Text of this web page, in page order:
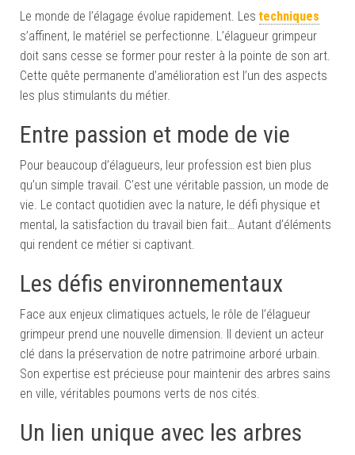
Le monde de l’élagage évolue rapidement. Les techniques
s’affinent, le matériel se perfectionne. L’élagueur grimpeur
doit sans cesse se former pour rester à la pointe de son art.
Cette quête permanente d’amélioration est l’un des aspects
les plus stimulants du métier.
Entre passion et mode de vie
Pour beaucoup d’élagueurs, leur profession est bien plus
qu’un simple travail. C’est une véritable passion, un mode de
vie. Le contact quotidien avec la nature, le défi physique et
mental, la satisfaction du travail bien fait… Autant d’éléments
qui rendent ce métier si captivant.
Les défis environnementaux
Face aux enjeux climatiques actuels, le rôle de l’élagueur
grimpeur prend une nouvelle dimension. Il devient un acteur
clé dans la préservation de notre patrimoine arboré urbain.
Son expertise est précieuse pour maintenir des arbres sains
en ville, véritables poumons verts de nos cités.
Un lien unique avec les arbres